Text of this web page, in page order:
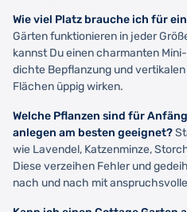
Wie viel Platz brauche ich für
Gärten funktionieren in jeder
kannst Du einen charmanten
dichte Bepflanzung und
Flächen üppig wirken.
Welche Pflanzen sind für
anlegen am besten geeignet?
wie Lavendel, Katzenminze,
Diese verzeihen Fehler und
nach und nach mit